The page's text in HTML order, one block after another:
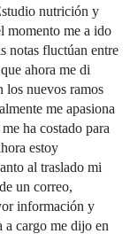
nutrición y
momento me a ido
notas fluctúan entre
ahora me di
los nuevos ramos
me apasiona
ha costado para
estoy
al traslado mi
un correo,
información y
a cargo me dijo en